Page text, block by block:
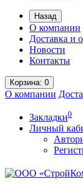
Назад
О компании
Доставка и
Новости
Контакты
Корзина: 0
О компании
Закладки0
Личный